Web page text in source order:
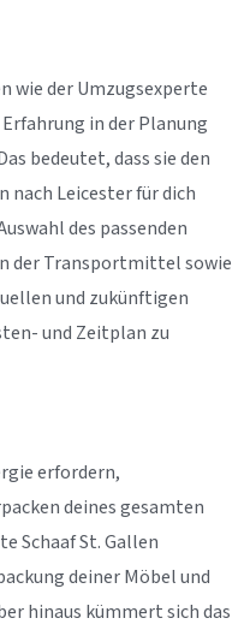
wie der Umzugsexperte
in der Planung
bedeutet, dass sie den
nach Leicester für dich
des passenden
der Transportmittel sowie
und zukünftigen
und Zeitplan zu
erfordern,
deines gesamten
Schaaf St. Gallen
deiner Möbel und
hinaus kümmert sich das